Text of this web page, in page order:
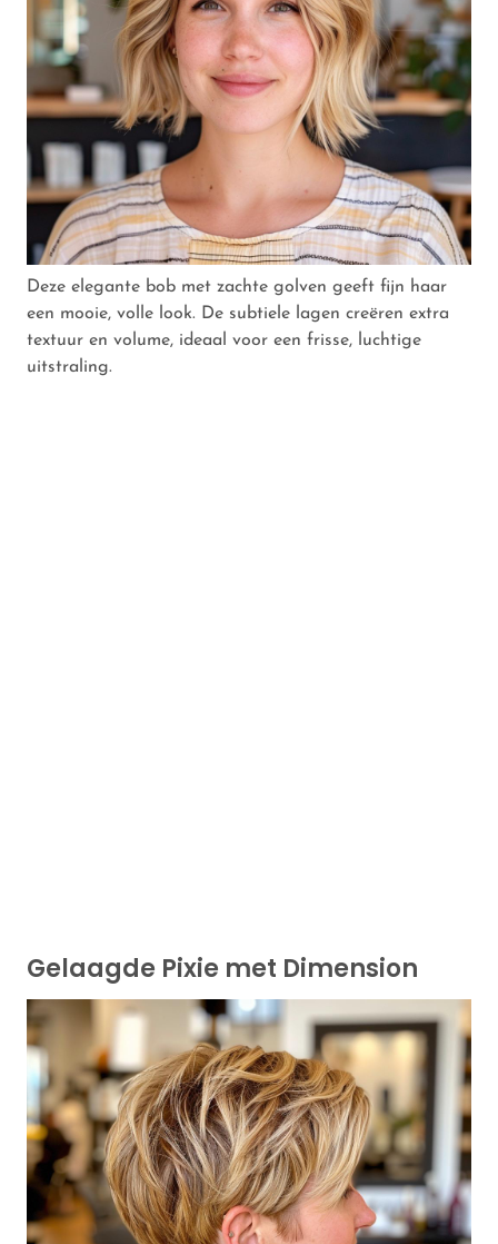
Deze elegante bob met zachte golven geeft fijn haar
een mooie, volle look. De subtiele lagen creëren extra
textuur en volume, ideaal voor een frisse, luchtige
uitstraling.
Gelaagde Pixie met Dimension